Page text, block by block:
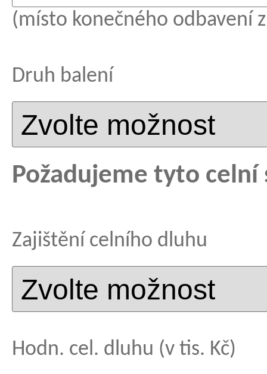
(místo konečného odbavení
Druh balení
Požadujeme tyto celní
Zajištění celního dluhu
Hodn. cel. dluhu (v tis. Kč)